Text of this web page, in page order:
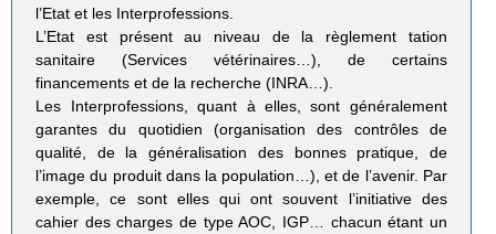
l’Etat et les Interprofessions.
L’Etat est présent au niveau de la règlement tation
sanitaire (Services vétérinaires…), de certains
financements et de la recherche (INRA…).
Les Interprofessions, quant à elles, sont généralement
garantes du quotidien (organisation des contrôles de
qualité, de la généralisation des bonnes pratique, de
l’image du produit dans la population…), et de l’avenir. Par
exemple, ce sont elles qui ont souvent l’initiative des
cahier des charges de type AOC, IGP… chacun étant un